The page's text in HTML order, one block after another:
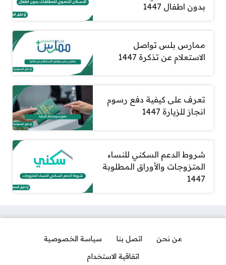
بدون اطفال 1447
ممارس بلس تواصل
الاستعلام عن تذكرة 1447
تعرف على كيفية دفع رسوم
انجاز للزيارة 1447
شروط الدعم السكني للنساء
المتزوجات والأوراق المطلوبة
1447
من نحن اتصل بنا
سياسة الخصوصية
اتفاقية الاستخدام